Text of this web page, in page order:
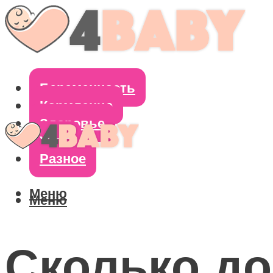
Беременность
Кормление
Здоровье
Уход
Разное
Меню
Меню